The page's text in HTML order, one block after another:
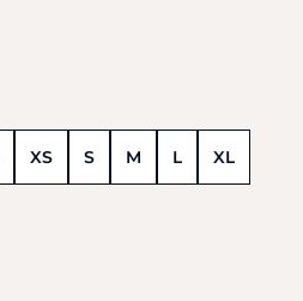
XS S M L XL